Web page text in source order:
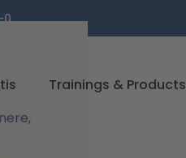
0
Trainings & Products